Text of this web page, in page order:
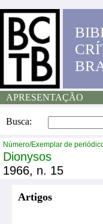
APRESENTAÇÃO
Busca:
Número/Exemplar de
Dionysos
1966, n. 15
Artigos